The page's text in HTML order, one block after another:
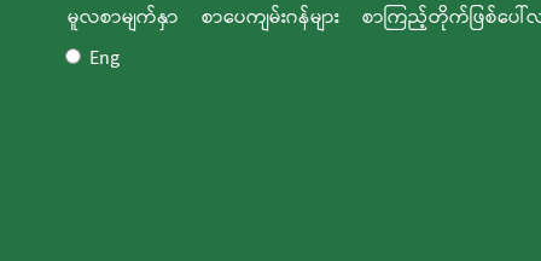
မူလစာမျက်နှာ စာပေကျမ်းဂန်များ
စာကြည့်တိုက်ဖြစ်ပေါ်
Eng